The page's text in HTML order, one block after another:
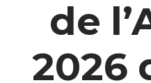
de
2026